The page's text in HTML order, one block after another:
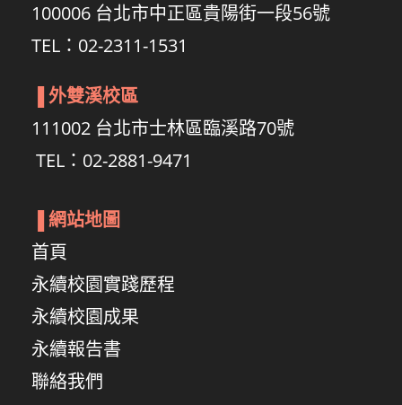
100006 台北市中正區貴陽街一段56號
TEL：02-2311-1531
外雙溪校區
111002 台北市士林區臨溪路70號
TEL：02-2881-9471
網站地圖
首頁
永續校園實踐歷程
永續校園成果
永續報告書
聯絡我們